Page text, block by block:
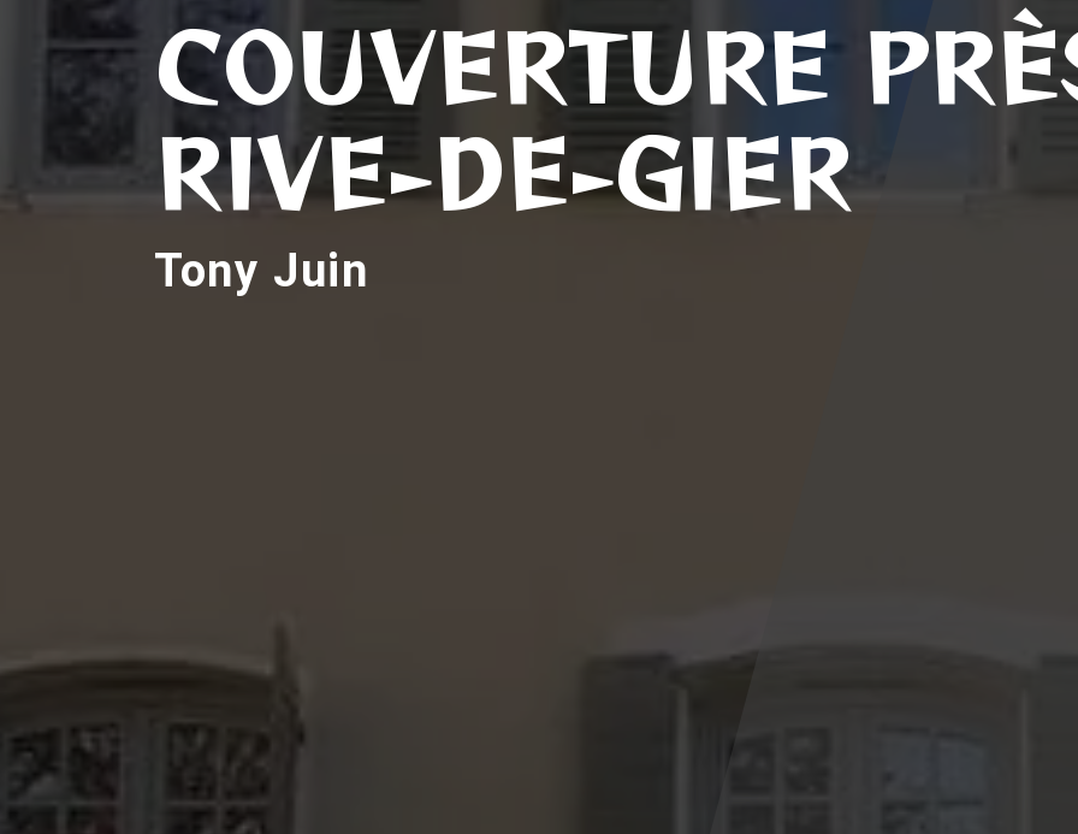
COUVERTURE
RIVE-DE-GIER
Tony Juin